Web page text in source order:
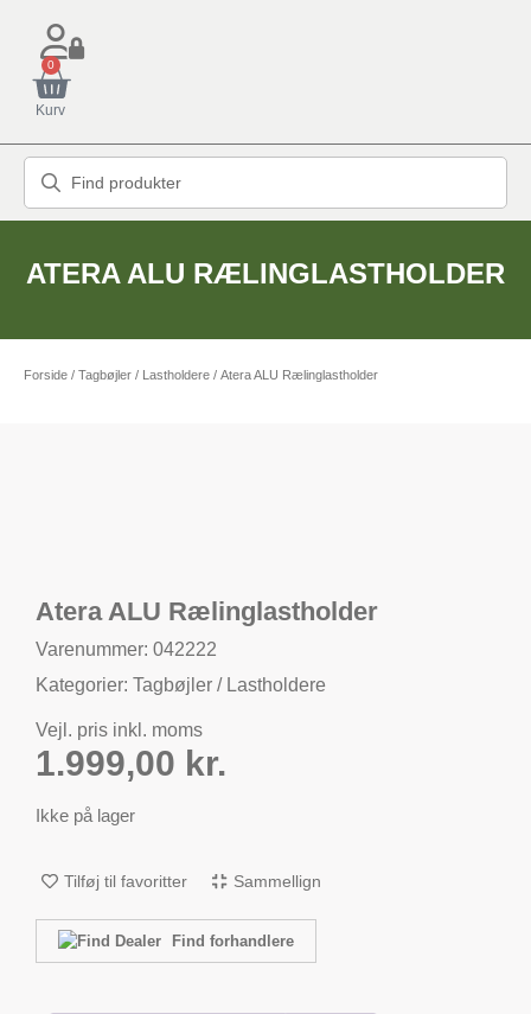
0
Kurv
ATERA ALU RÆLINGLASTHOLDER
Forside / Tagbøjler / Lastholdere / Atera ALU Rælinglastholder
Atera ALU Rælinglastholder
Varenummer: 042222
Kategorier: Tagbøjler / Lastholdere
Vejl. pris inkl. moms
1.999,00 kr.
Ikke på lager
Tilføj til favoritter Sammellign
Find forhandlere